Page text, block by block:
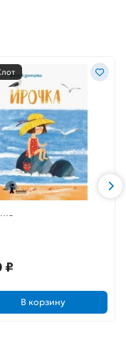
₽
В корзину